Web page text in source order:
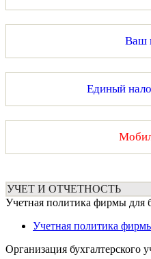
Ваш
Единый
УЧЕТ И ОТЧЕТНОСТЬ
Учетная политика фирмы для
Учетная политика
Организация бухгалтерского